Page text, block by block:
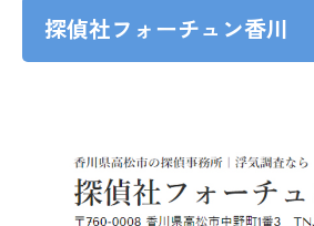
探偵社フォーチュン香川